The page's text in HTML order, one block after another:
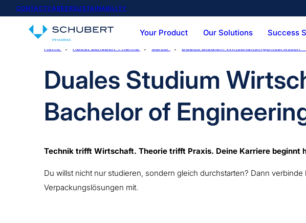
CONTACTCAREERSUSTAINABILITY
Your Product Our Solutions Success
Service-Portfolio Technical Services
Team & Expertise Vision &
Home About Schubert-Pharma Career Duales Studium Wirtschaftsingenieurwesen
Duales Studium
Bachelor of
Technik trifft Wirtschaft. Theorie trifft Praxis. Deine Karriere beginnt
Du willst nicht nur studieren, sondern gleich durchstarten? Dann
Verpackungslösungen mit.